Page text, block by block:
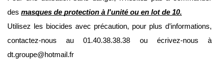
des masques de protection à l'unité ou en lot de 10.
Utilisez les biocides avec précaution, pour plus d’informations,
contactez-nous au 01.40.38.38.38 ou écrivez-nous à
dt.groupe@hotmail.fr